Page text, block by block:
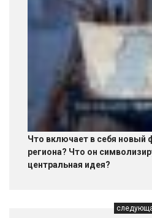
Что включает в себя новый
региона? Что он
центральная идея?